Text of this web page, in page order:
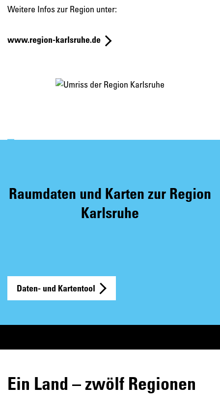
Weitere Infos zur Region unter:
www.region-karlsruhe.de
Raumdaten und Karten zur Region
Karlsruhe
Daten- und Kartentool
Ein Land – zwölf Regionen